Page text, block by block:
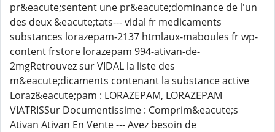
pr&eacute;sentent une pr&eacute;dominance de l'un
des deux &eacute;tats--- vidal fr medicaments
substances lorazepam-2137 htmlaux-maboules fr wp-
content frstore lorazepam 994-ativan-de-
2mgRetrouvez sur VIDAL la liste des
m&eacute;dicaments contenant la substance active
Loraz&eacute;pam : LORAZEPAM, LORAZEPAM
VIATRISSur Documentissime : Comprim&eacute;s
Ativan Ativan En Vente --- Avez besoin de